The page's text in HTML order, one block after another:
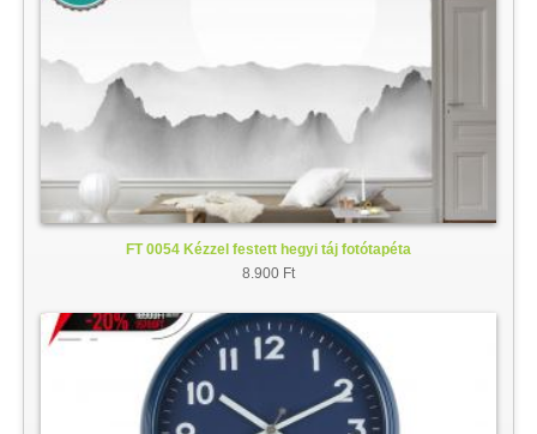
FT 0054 Kézzel festett hegyi táj fotótapéta
8.900 Ft